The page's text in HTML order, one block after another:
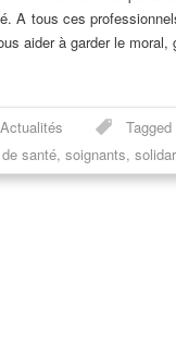
A tous ces
aider à garder le
Actualités
santé, soignants,